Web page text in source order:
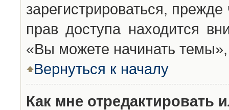
зарегистрироваться,
прав доступа находится
«Вы можете начинать
Вернуться к началу
Как мне отредактировать